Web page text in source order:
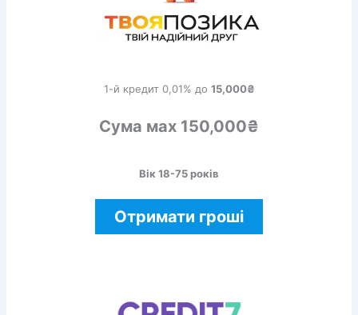
1-й кредит 0,01% до 15,000₴
Сума мах 150,000₴
Вік 18-75 років
Отримати гроші